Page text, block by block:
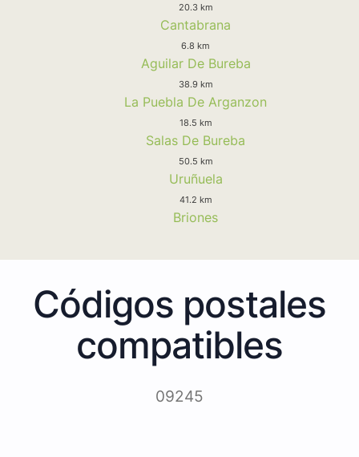
20.3 km
Cantabrana
6.8 km
Aguilar De Bureba
38.9 km
La Puebla De Arganzon
18.5 km
Salas De Bureba
50.5 km
Uruñuela
41.2 km
Briones
Códigos postales
compatibles
09245